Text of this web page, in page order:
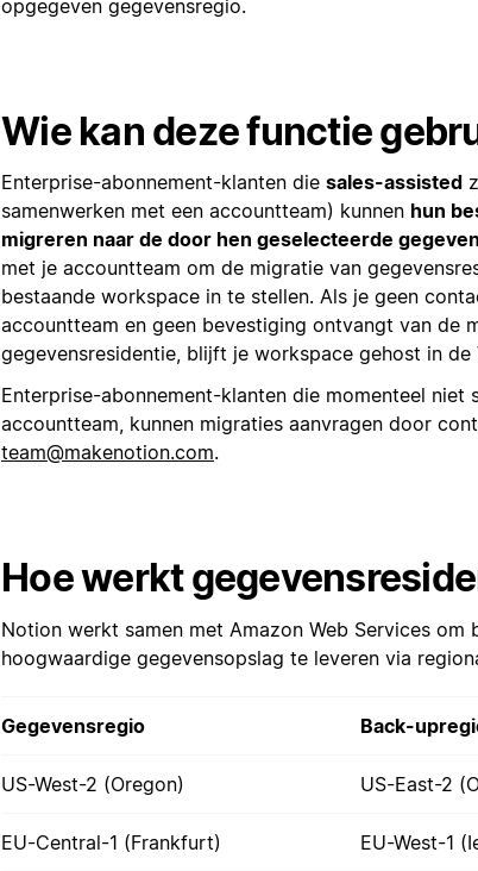
opgegeven gegevensregio.
Wie kan deze functie
Enterprise-abonnement-klanten die sales-assisted
samenwerken met een accountteam) kunnen hun
migreren naar de door hen geselecteerde
met je accountteam om de migratie van
bestaande workspace in te stellen. Als je geen
accountteam en geen bevestiging ontvangt van de
gegevensresidentie, blijft je workspace gehost in de
Enterprise-abonnement-klanten die momenteel niet
accountteam, kunnen migraties aanvragen door
team@makenotion.com.
Hoe werkt
Notion werkt samen met Amazon Web Services om
hoogwaardige gegevensopslag te leveren via
Gegevensregio Back-
US-West-2 (Oregon) US-East-2
EU-Central-1 (Frankfurt) EU-West-1